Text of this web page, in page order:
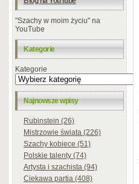
"Szachy w moim życiu" na
YouTube
Kategorie
Kategorie
Najnowsze wpisy
Rubinstein (26)
Mistrzowie świata (226)
Szachy kobiece (51)
Polskie talenty (74)
Artysta i szachista (94)
Ciekawa partia (408)